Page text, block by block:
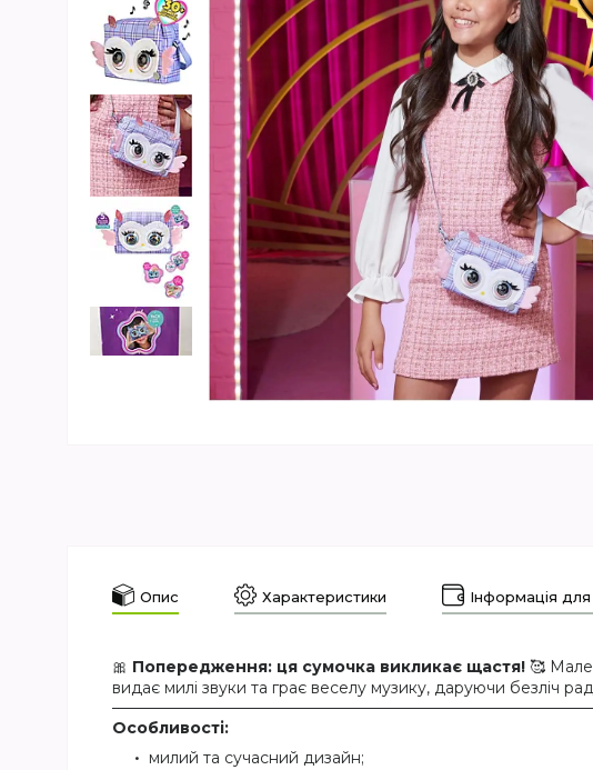
Опис Характеристики Інформація
🎀 Попередження: ця сумочка викликає щастя! 🥰
видає милі звуки та грає веселу музику, даруючи безліч
Особливості:
милий та сучасний дизайн;